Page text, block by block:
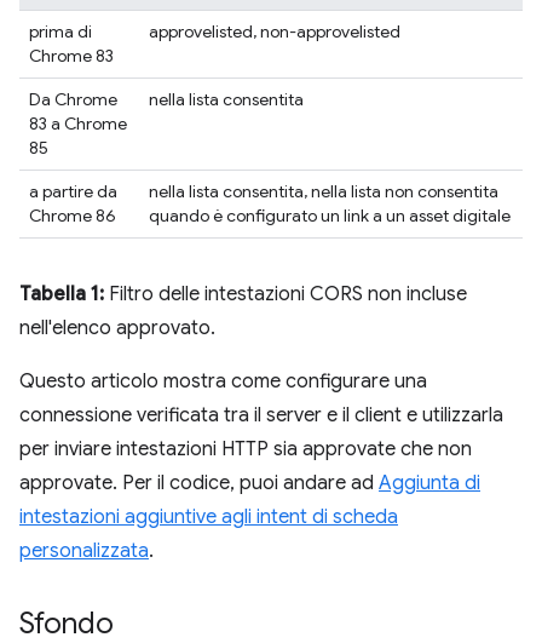
prima di
Chrome 83
approvelisted, non-approvelisted
Da Chrome
83 a Chrome
85
nella lista consentita
a partire da
Chrome 86
nella lista consentita, nella lista non consentita
quando è configurato un link a un asset digitale
Tabella 1: Filtro delle intestazioni CORS non incluse
nell'elenco approvato.
Questo articolo mostra come configurare una
connessione verificata tra il server e il client e utilizzarla
per inviare intestazioni HTTP sia approvate che non
approvate. Per il codice, puoi andare ad Aggiunta di
intestazioni aggiuntive agli intent di scheda
personalizzata.
Sfondo